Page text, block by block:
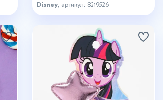
Disney , артикул: 8219526